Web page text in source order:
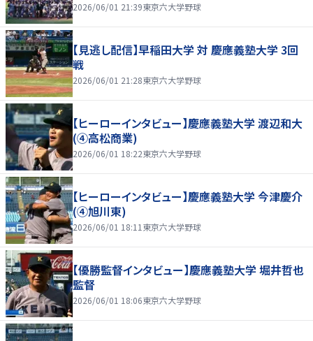
2026/06/01 21:39東京六大学野球
【見逃し配信】早稲田大学 対 慶應義塾大学 3回
戦
2026/06/01 21:28東京六大学野球
【ヒーローインタビュー】慶應義塾大学 渡辺和大
(④高松商業)
2026/06/01 18:22東京六大学野球
【ヒーローインタビュー】慶應義塾大学 今津慶介
(④旭川東)
2026/06/01 18:11 東京六大学野球
【優勝監督インタビュー】慶應義塾大学 堀井哲也
監督
2026/06/01 18:06東京六大学野球